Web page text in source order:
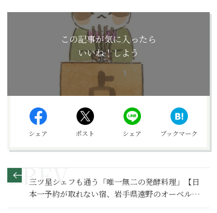
この記事が気に入ったら
いいね！しよう
シェア ポスト シェア ブックマーク
三ツ星シェフも通う「唯一無二の発酵料理」【日
本一予約が取れない宿、岩手県遠野のオーベルジ
ュ「とおの屋 要」の秘密】４